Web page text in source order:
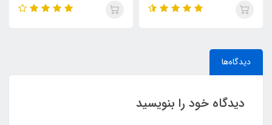
دیدگاه‌ها
دیدگاه خود را بنویسید